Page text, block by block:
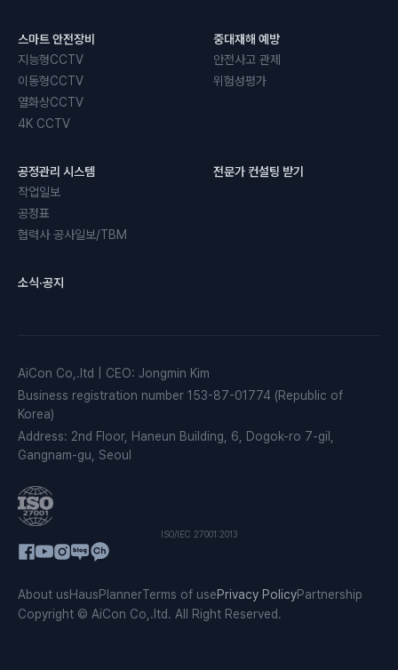
스마트 안전장비
지능형CCTV
이동형CCTV
열화상CCTV
4K CCTV
중대재해 예방
안전사고 관제
위험성평가
공정관리 시스템
작업일보
공정표
협력사 공사일보/TBM
전문가 컨설팅 받기
소식·공지
AiCon Co,.ltd CEO: Jongmin Kim
Business registration number 153-87-01774 (Republic of
Korea)
Address: 2nd Floor, Haneun Building, 6, Dogok-ro 7-gil,
Gangnam-gu, Seoul
ISO/IEC 27001:2013
Copyright © AiCon Co,.ltd. All Right Reserved.
About usHausPlannerTerms of usePrivacy PolicyPartnership